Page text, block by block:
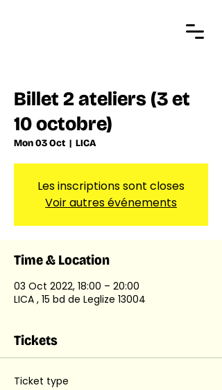
Billet 2 ateliers (3 et
10 octobre)
Mon 03 Oct
  |
LICA
Les inscriptions sont closes
Voir autres événements
Time & Location
03 Oct 2022, 18:00 – 20:00
LICA , 15 bd de Leglize 13004
Tickets
Ticket type